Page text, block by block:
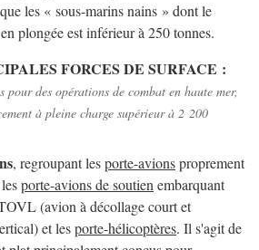
les « sous-marins nains » dont le
plongée est inférieur à 250 tonnes.
FORCES DE SURFACE :
pour des opérations de combat en haute mer,
à pleine charge supérieur à 2 200
, regroupant lesporte-avionsproprement
porte-avions de soutien embarquant
(avion à décollage court et
et lesporte-hélicoptères. Il s'agit de